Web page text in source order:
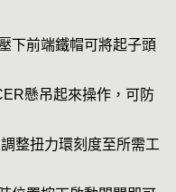
下前端鐵帽可將起子頭
懸吊起來操作，可防
整扭力環刻度至所需工